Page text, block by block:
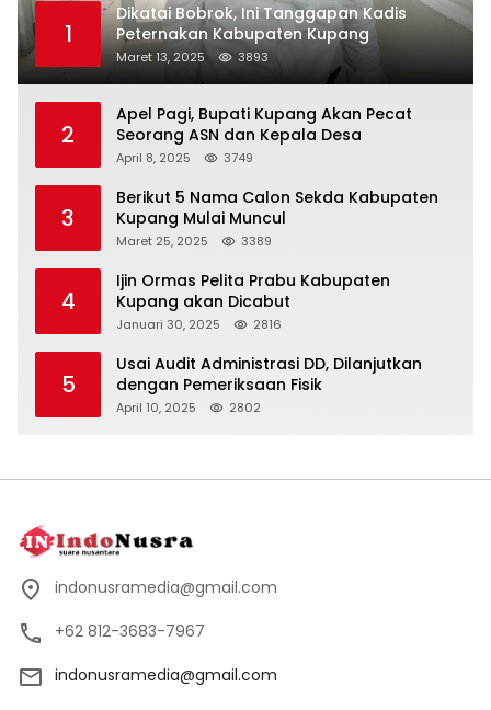
1
Dikatai Bobrok, Ini Tanggapan Kadis
Peternakan Kabupaten Kupang
Maret 13, 2025 3893
2
Apel Pagi, Bupati Kupang Akan Pecat
Seorang ASN dan Kepala Desa
April 8, 2025 3749
3
Berikut 5 Nama Calon Sekda Kabupaten
Kupang Mulai Muncul
Maret 25, 2025 3389
4
Ijin Ormas Pelita Prabu Kabupaten
Kupang akan Dicabut
Januari 30, 2025 2816
5
Usai Audit Administrasi DD, Dilanjutkan
dengan Pemeriksaan Fisik
April 10, 2025 2802
indonusramedia@gmail.com
+62 812-3683-7967
indonusramedia@gmail.com